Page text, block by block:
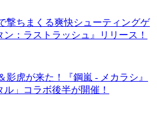
撃ちまくる爽快シューティングゲ
：ラストラッシュ』リリース！
影虎が来た！『鋼嵐 - メカラシ』
」コラボ後半が開催！